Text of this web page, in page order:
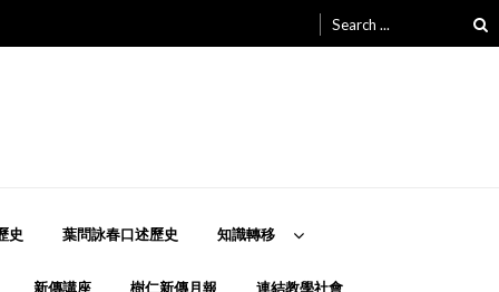
for:
史 葉問詠春口述歷史 知識轉移
新傳講座 樹仁新傳月報 連結教學社會